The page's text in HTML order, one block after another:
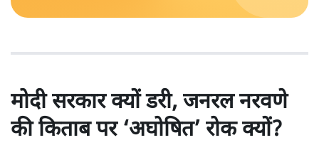
मोदी सरकार क्यों डरी, जनरल नरवणे
की किताब पर ‘अघोषित’ रोक क्यों?